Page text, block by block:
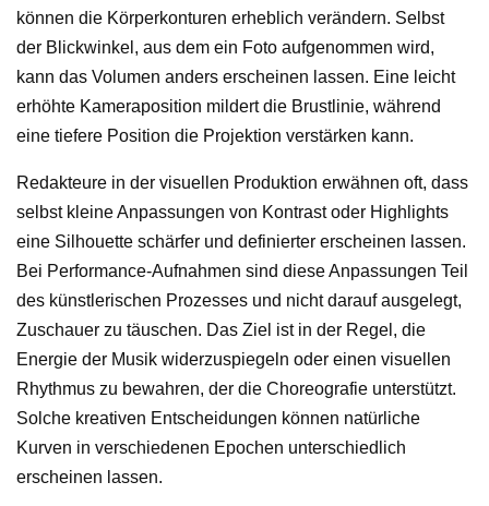
können die Körperkonturen erheblich verändern. Selbst
der Blickwinkel, aus dem ein Foto aufgenommen wird,
kann das Volumen anders erscheinen lassen. Eine leicht
erhöhte Kameraposition mildert die Brustlinie, während
eine tiefere Position die Projektion verstärken kann.
Redakteure in der visuellen Produktion erwähnen oft, dass
selbst kleine Anpassungen von Kontrast oder Highlights
eine Silhouette schärfer und definierter erscheinen lassen.
Bei Performance-Aufnahmen sind diese Anpassungen Teil
des künstlerischen Prozesses und nicht darauf ausgelegt,
Zuschauer zu täuschen. Das Ziel ist in der Regel, die
Energie der Musik widerzuspiegeln oder einen visuellen
Rhythmus zu bewahren, der die Choreografie unterstützt.
Solche kreativen Entscheidungen können natürliche
Kurven in verschiedenen Epochen unterschiedlich
erscheinen lassen.